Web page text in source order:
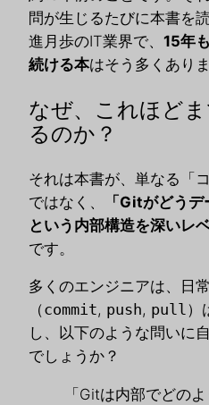
問が生じるたびに本書を
進月歩のIT業界で、 15年
続ける本はそう多くありま
なぜ、これほど
るのか？
それは本書が、単なる「
ではなく、
「Gitがどうデ
という内部構造を深いレ
です。
多くのエンジニアは、日
（commit, push, pull）
し、以下のような問いに
でしょうか？
「Gitは内部でどの